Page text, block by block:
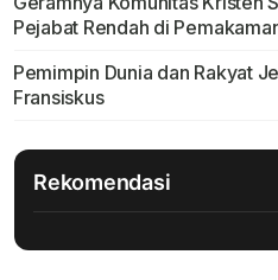
Pejabat Rendah di
Pemimpin Dunia dan Rakyat
Fransiskus
Rekomendasi